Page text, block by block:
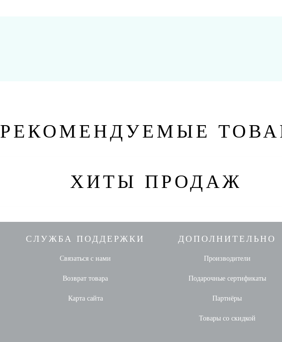
РЕКОМЕНДУЕМЫЕ
ХИТЫ ПРОДАЖ
СЛУЖБА ПОДДЕРЖКИ
Связаться с нами
Возврат товара
Карта сайта
ДОПОЛНИТЕЛЬНО
Производители
Подарочные сертификаты
Партнёры
Товары со скидкой